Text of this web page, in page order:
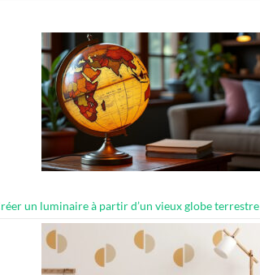
un luminaire à partir d’un vieux globe terrestre